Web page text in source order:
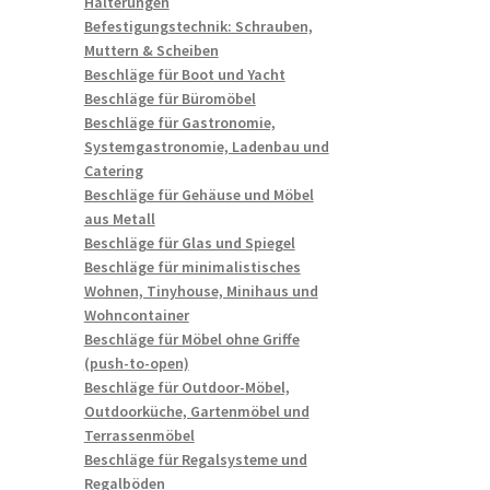
Befestigungstechnik: Schrauben,
Muttern & Scheiben
Beschläge für Boot und Yacht
Beschläge für Büromöbel
Beschläge für Gastronomie,
Systemgastronomie, Ladenbau und
Catering
Beschläge für Gehäuse und Möbel
aus Metall
Beschläge für Glas und Spiegel
Beschläge für minimalistisches
Wohnen, Tinyhouse, Minihaus und
Wohncontainer
Beschläge für Möbel ohne Griffe
(push-to-open)
Beschläge für Outdoor-Möbel,
Outdoorküche, Gartenmöbel und
Terrassenmöbel
Beschläge für Regalsysteme und
Regalböden